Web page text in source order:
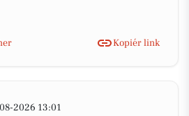
Kopiér link
2026 13:01